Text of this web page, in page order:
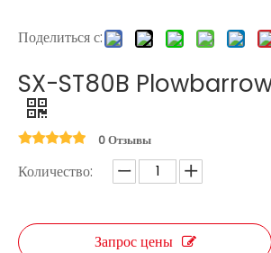
Поделиться с:
SX-ST80B
0 Отзывы
Количество:
Запрос цены